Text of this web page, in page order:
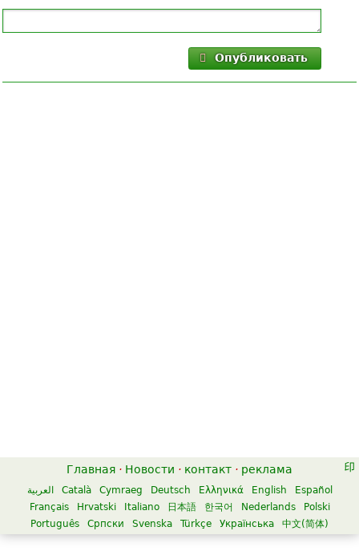
Опубликовать
Главная · Новости · контакт · реклама
العربية Català Cymraeg Deutsch Ελληνικά English
Español
Français
Hrvatski Italiano 日本語 한국어 Nederlands
Polski
Português
Српски Svenska Türkçe Українська 中文(简体)